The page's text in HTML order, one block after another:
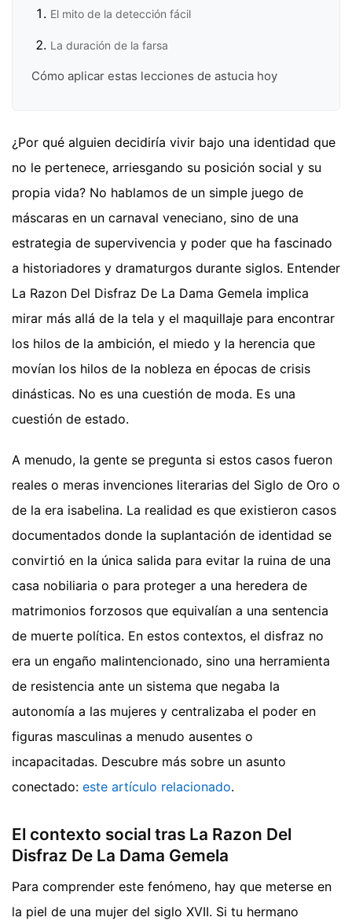
El mito de la detección fácil
La duración de la farsa
Cómo aplicar estas lecciones de astucia hoy
¿Por qué alguien decidiría vivir bajo una identidad que
no le pertenece, arriesgando su posición social y su
propia vida? No hablamos de un simple juego de
máscaras en un carnaval veneciano, sino de una
estrategia de supervivencia y poder que ha fascinado
a historiadores y dramaturgos durante siglos. Entender
La Razon Del Disfraz De La Dama Gemela implica
mirar más allá de la tela y el maquillaje para encontrar
los hilos de la ambición, el miedo y la herencia que
movían los hilos de la nobleza en épocas de crisis
dinásticas. No es una cuestión de moda. Es una
cuestión de estado.
A menudo, la gente se pregunta si estos casos fueron
reales o meras invenciones literarias del Siglo de Oro o
de la era isabelina. La realidad es que existieron casos
documentados donde la suplantación de identidad se
convirtió en la única salida para evitar la ruina de una
casa nobiliaria o para proteger a una heredera de
matrimonios forzosos que equivalían a una sentencia
de muerte política. En estos contextos, el disfraz no
era un engaño malintencionado, sino una herramienta
de resistencia ante un sistema que negaba la
autonomía a las mujeres y centralizaba el poder en
figuras masculinas a menudo ausentes o
incapacitadas. Descubre más sobre un asunto
conectado: este artículo relacionado.
El contexto social tras La Razon Del
Disfraz De La Dama Gemela
Para comprender este fenómeno, hay que meterse en
la piel de una mujer del siglo XVII. Si tu hermano